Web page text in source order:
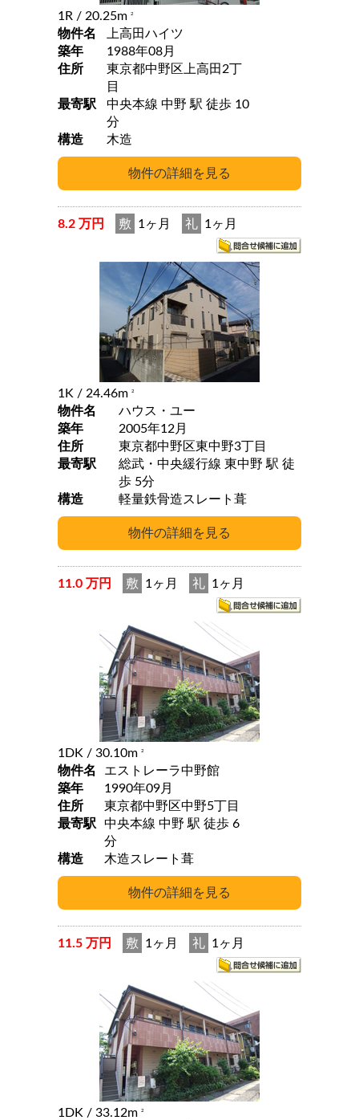
1R / 20.25m 2
物件名
上高田ハイツ
築年
1988年08月
住所
東京都中野区上高田2丁
目
最寄駅
中央本線 中野 駅 徒歩 10
分
構造
木造
8.2 万円 敷 1ヶ月 礼 1ヶ月
1K / 24.46m 2
物件名
ハウス・ユー
築年
2005年12月
住所
東京都中野区東中野3丁目
最寄駅
総武・中央緩行線 東中野 駅 徒
歩 5分
構造
軽量鉄骨造スレート葺
11.0 万円 敷 1ヶ月 礼 1ヶ月
1DK / 30.10m 2
物件名
エストレーラ中野館
築年
1990年09月
住所
東京都中野区中野5丁目
最寄駅
中央本線 中野 駅 徒歩 6
分
構造
木造スレート葺
11.5 万円 敷 1ヶ月 礼 1ヶ月
1DK / 33.12m 2